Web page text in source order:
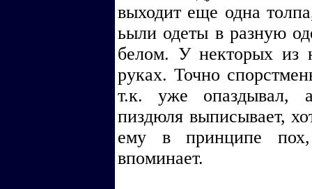
выходит еще одна
ьыли одеты в разную
белом. У некторых из
руках. Точно
т.к. уже опаздывал,
пиздюля выписывает,
ему в принципе пох,
впоминает.